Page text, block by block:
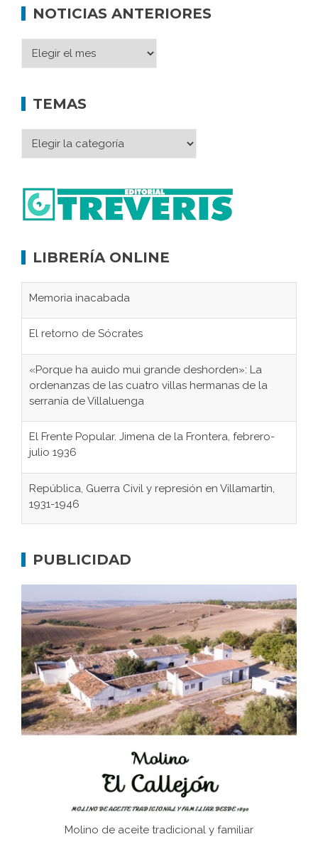
NOTICIAS ANTERIORES
TEMAS
LIBRERÍA ONLINE
Memoria inacabada
El retorno de Sócrates
«Porque ha auido mui grande deshorden»: La
ordenanzas de las cuatro villas hermanas de la
serranía de Villaluenga
El Frente Popular. Jimena de la Frontera, febrero-
julio 1936
República, Guerra Civil y represión en Villamartín,
1931-1946
concentración nazis
Bornos
El Frente Popular. Ubrique, febrero-julio 1936
Juntar las letras. La alfabetización en el campo: del
afán de saber a la autogestión
Historia y vivencias del poblado de Los Hurones
PUBLICIDAD
Molino de aceite tradicional y familiar